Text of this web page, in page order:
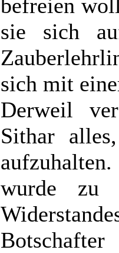
befreien
sie sich
sich mit
Derweil
Sithar
wurde zu